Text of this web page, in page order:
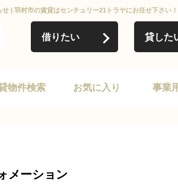
| 羽村市の賃貸はセンチュリー21トラヤにお任せ下さい！
借りたい 貸した
物件検索 お気に入り 事業
メーション